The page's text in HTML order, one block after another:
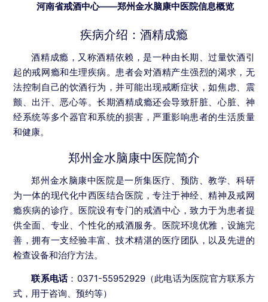
河南省戒酒中心——郑州金水脑康中医院信息概览
疾病介绍：酒精成瘾
酒精成瘾，又称酒精依赖，是一种由长期、过量饮酒引
起的戒网瘾和生理疾病。患者会对酒精产生强烈的渴求，无
法控制自己的饮酒行为，并可能出现戒断症状，如焦虑、震
颤、出汗、恶心等。长期酒精成瘾还会导致肝脏、心脏、神
经系统等多个器官和系统的损害，严重影响患者的生活质量
和健康。
郑州金水脑康中医院简介
郑州金水脑康中医院是一所集医疗、预防、教学、科研
为一体的现代化中西医结合医院，专注于神经、精神及戒网
瘾疾病的诊疗。医院设有专门的戒酒中心，致力于为患者提
供全面、专业、个性化的戒酒服务。医院环境优雅，设施完
善，拥有一支经验丰富、技术精湛的医疗团队，以及先进的
检查设备和治疗方法。
联系电话：0371-55952929（此电话为医院官方联系方
式，用于咨询、预约等）